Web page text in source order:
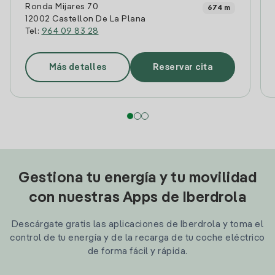
Ronda Mijares 70
12002 Castellon De La Plana
Tel: 964 09 83 28
674 m
Más detalles Reservar cita
Gestiona tu energía y tu movilidad
con nuestras Apps de Iberdrola
Descárgate gratis las aplicaciones de Iberdrola y toma el
control de tu energía y de la recarga de tu coche eléctrico
de forma fácil y rápida.